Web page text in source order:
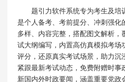
题引力软件系统专为考生及培
是个人备考、考前提分、冲刺强化
多样、内容完整，搭配图文解析，
试大纲编写，内置高仿真模拟考场
评分，还原真实考试场景，助力沉
紧跟最新考试动态，免费附赠时事
新国内外时政要闻，涵盖重要党政